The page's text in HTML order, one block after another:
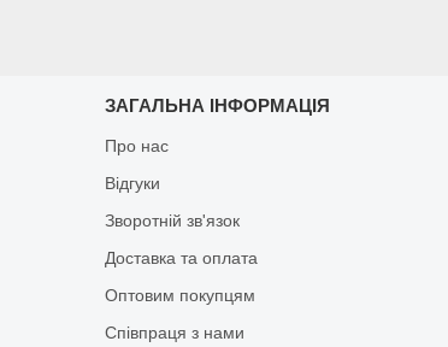
ЗАГАЛЬНА ІНФОРМАЦІЯ
Про нас
Відгуки
Зворотній зв'язок
Доставка та оплата
Оптовим покупцям
Співпраця з нами